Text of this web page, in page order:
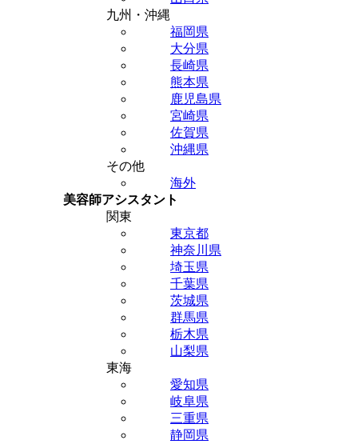
九州・沖縄
福岡県
大分県
長崎県
熊本県
鹿児島県
宮崎県
佐賀県
沖縄県
その他
海外
美容師アシスタント
関東
東京都
神奈川県
埼玉県
千葉県
茨城県
群馬県
栃木県
山梨県
東海
愛知県
岐阜県
三重県
静岡県